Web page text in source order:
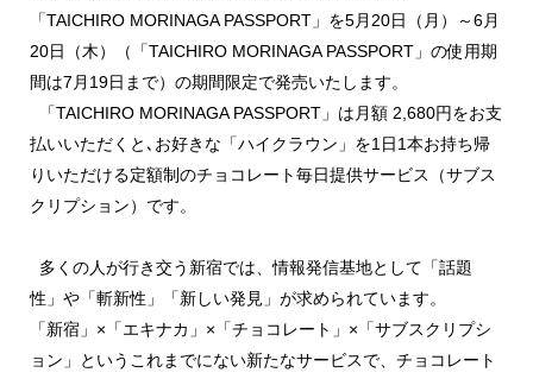
「TAICHIRO MORINAGA PASSPORT」を5月20日（月）～6月
20日（木）（「TAICHIRO MORINAGA PASSPORT」の使用期
間は7月19日まで）の期間限定で発売いたします。
「TAICHIRO MORINAGA PASSPORT」は月額 2,680円をお支
払いいただくと､お好きな「ハイクラウン」を1日1本お持ち帰
りいただける定額制のチョコレート毎日提供サービス（サブス
クリプション）です。
多くの人が行き交う新宿では、情報発信基地として「話題
性」や「斬新性」「新しい発見」が求められています。
「新宿」×「エキナカ」×「チョコレート」×「サブスクリプシ
ョン」というこれまでにない新たなサービスで、チョコレート